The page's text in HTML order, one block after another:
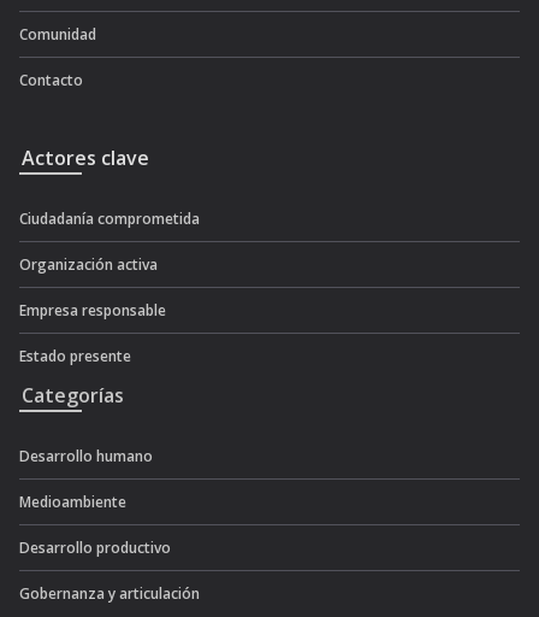
Comunidad
Contacto
Actores clave
Ciudadanía comprometida
Organización activa
Empresa responsable
Estado presente
Categorías
Desarrollo humano
Medioambiente
Desarrollo productivo
Gobernanza y articulación